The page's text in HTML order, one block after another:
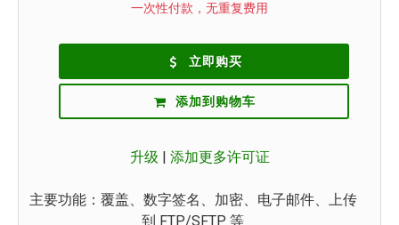
一次性付款，无重复费用
立即购买
添加到购物车
升级 | 添加更多许可证
主要功能：覆盖、数字签名、加密、电子邮件、上传
到 FTP/SFTP 等